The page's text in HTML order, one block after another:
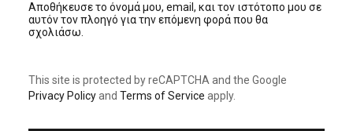
Αποθήκευσε το όνομά μου, email, και τον ιστότοπο μου σε
αυτόν τον πλοηγό για την επόμενη φορά που θα
σχολιάσω.
This site is protected by reCAPTCHA and the Google
Privacy Policyand Terms of Service apply.